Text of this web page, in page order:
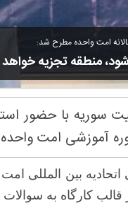
امت واحده مطرح شد:
منطقه تجزیه
با حضور
آموزشی امت واحده
بین المللی
قالب کارگاه به